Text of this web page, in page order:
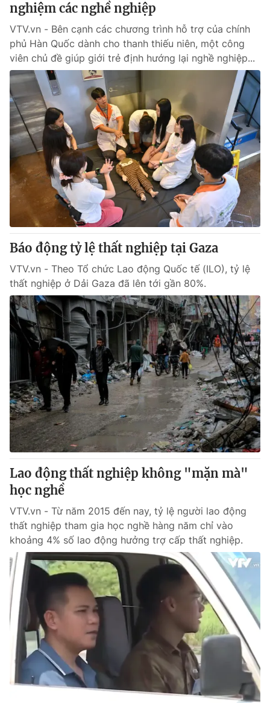
nghiệm các nghề nghiệp
VTV.vn - Bên cạnh các chương trình hỗ trợ của chính
phủ Hàn Quốc dành cho thanh thiếu niên, một công
viên chủ đề giúp giới trẻ định hướng lại nghề nghiệp...
Báo động tỷ lệ thất nghiệp tại Gaza
VTV.vn - Theo Tổ chức Lao động Quốc tế (ILO), tỷ lệ
thất nghiệp ở Dải Gaza đã lên tới gần 80%.
Lao động thất nghiệp không "mặn mà"
học nghề
VTV.vn - Từ năm 2015 đến nay, tỷ lệ người lao động
thất nghiệp tham gia học nghề hàng năm chỉ vào
khoảng 4% số lao động hưởng trợ cấp thất nghiệp.